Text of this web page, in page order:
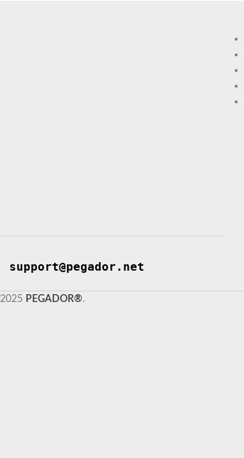
support@pegador.net
2025 PEGADOR®.